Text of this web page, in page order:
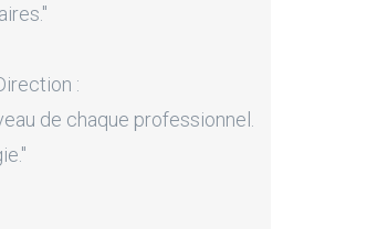
:
de chaque professionnel.